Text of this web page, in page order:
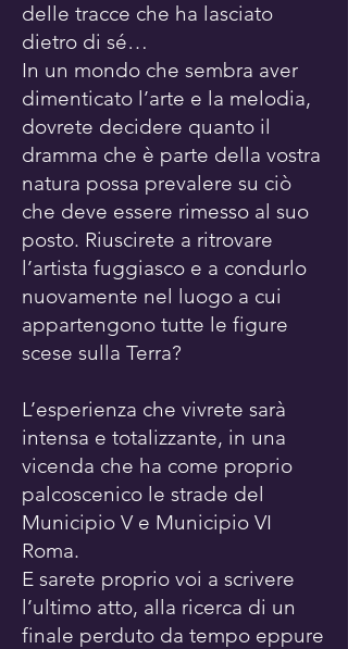
delle tracce che ha lasciato
dietro di sé…
In un mondo che sembra aver
dimenticato l’arte e la melodia,
dovrete decidere quanto il
dramma che è parte della vostra
natura possa prevalere su ciò
che deve essere rimesso al suo
posto. Riuscirete a ritrovare
l’artista fuggiasco e a condurlo
nuovamente nel luogo a cui
appartengono tutte le figure
scese sulla Terra?
L’esperienza che vivrete sarà
intensa e totalizzante, in una
vicenda che ha come proprio
palcoscenico le strade del
Municipio V e Municipio VI
Roma.
E sarete proprio voi a scrivere
l’ultimo atto, alla ricerca di un
finale perduto da tempo eppure